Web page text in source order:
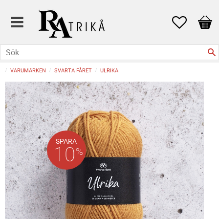
Favoriter
VARUMÄRKEN SVARTA FÅRET ULRIKA
SPARA
10%